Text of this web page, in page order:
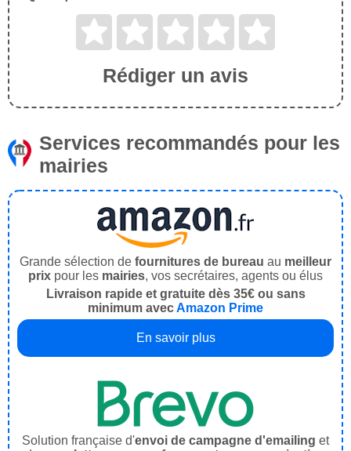
Rédiger un avis
Services recommandés pour les
mairies
Grande sélection de fournitures de bureau au meilleur
prix pour les mairies, vos secrétaires, agents ou élus
Livraison rapide et gratuite dès 35€ ou sans
minimum avecAmazon Prime
En savoir plus
Solution française d'envoi de campagne d'emailing et